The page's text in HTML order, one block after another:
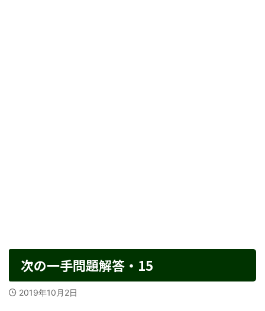
次の一手問題解答・15
2019年10月2日